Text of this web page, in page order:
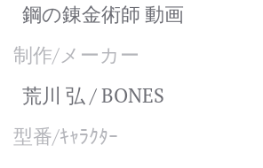
鋼の錬金術師 動画
制作/メーカー
荒川 弘 / BONES
型番/ｷｬﾗｸﾀｰ